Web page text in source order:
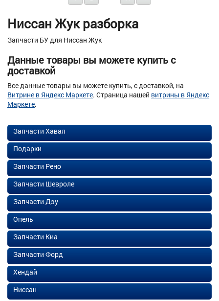
Ниссан Жук разборка
Запчасти БУ для Ниссан Жук
Данные товары вы можете купить с
доставкой
Все данные товары вы можете купить, с доставкой, на
Витрине в Яндекс Маркете. Страница нашей витрины в Яндекс
Маркете.
Запчасти Хавал
Подарки
Запчасти Рено
Запчасти Шевроле
Запчасти Дэу
Опель
Запчасти Киа
Запчасти Форд
Хендай
Ниссан